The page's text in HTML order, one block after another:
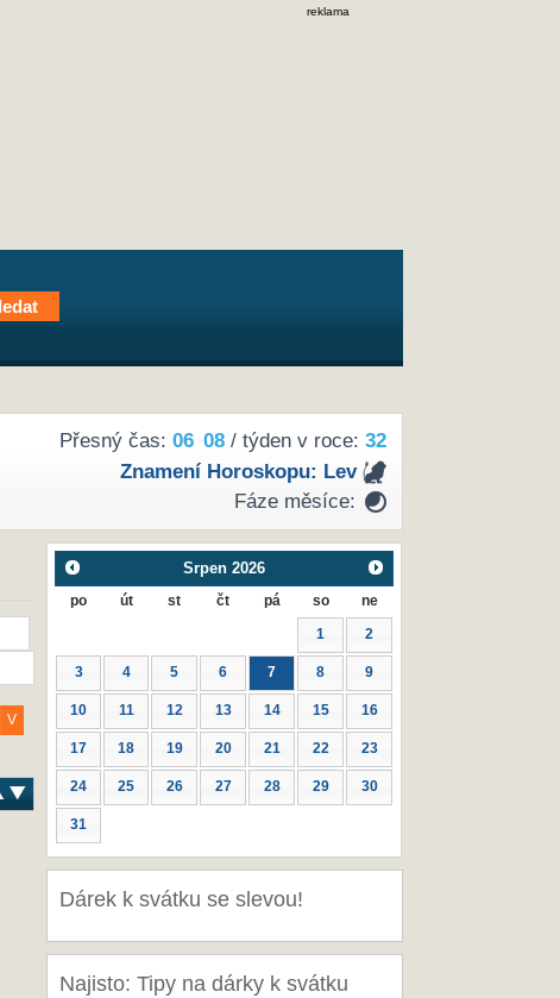
reklama
Přesný čas: 06 08/ týden v roce: 32
Znamení Horoskopu: Lev
Fáze měsíce:
V
Srpen 2026
po út st čt pá so ne
1 2
3 4 5 6 7 8 9
10 11 12 13 14 15 16
17 18 19 20 21 22 23
24 25 26 27 28 29 30
31
Dárek k svátku se slevou!
Najisto: Tipy na dárky k svátku